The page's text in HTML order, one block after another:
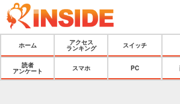
ホーム
アクセス
ランキング
スイッチ
読者
アンケート
スマホ PC